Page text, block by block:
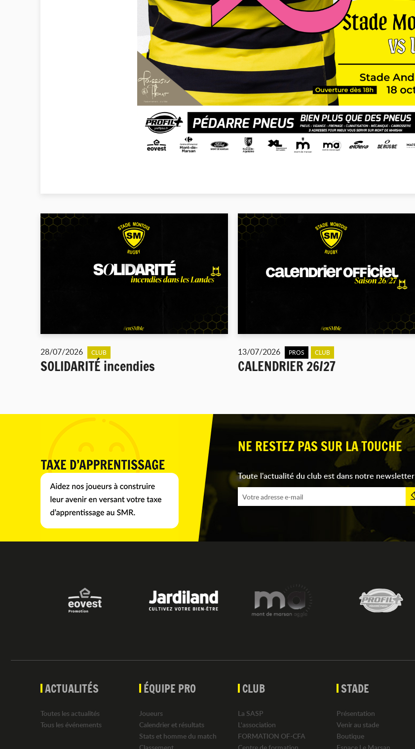
28/07/2026 CLUB
SOLIDARITÉ incendies
13/07/2026 PROS CLUB
CALENDRIER 26/27
NE RESTEZ PAS SUR LA TOUCHE
Toute l'actualité du club est dans notre newsletter
ACTUALITÉS
Toutes les actualités
Tous les événements
ÉQUIPE PRO
Joueurs
Calendrier et résultats
Stats et homme du match
Classement
CLUB
La SASP
L'association
FORMATION OF-CFA
Centre de formation
STADE
Présentation
Venir au stade
Boutique
Espace Le Marsan